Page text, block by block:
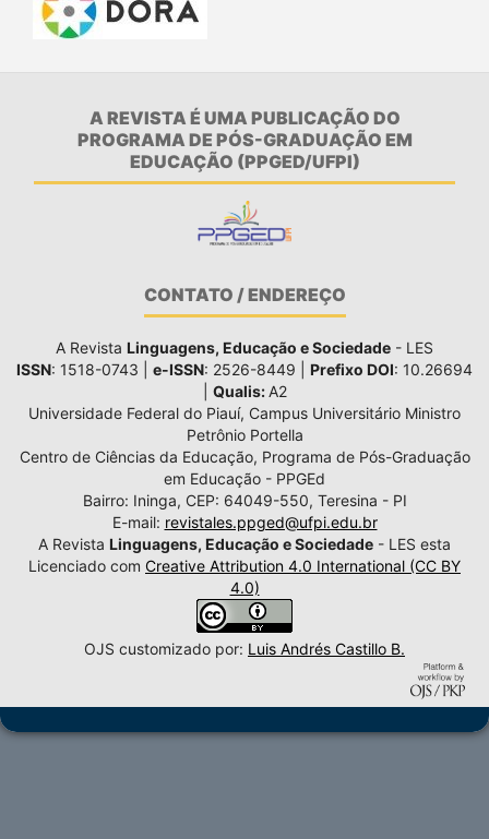
A REVISTA É UMA PUBLICAÇÃO DO
PROGRAMA DE PÓS-GRADUAÇÃO EM
EDUCAÇÃO (PPGED/UFPI)
CONTATO / ENDEREÇO
A Revista Linguagens, Educação e Sociedade - LES
ISSN: 1518-0743 | e-ISSN: 2526-8449 | Prefixo DOI: 10.26694
Qualis: A2
Universidade Federal do Piauí, Campus Universitário Ministro
Petrônio Portella
Centro de Ciências da Educação, Programa de Pós-Graduação
em Educação - PPGEd
Bairro: Ininga, CEP: 64049-550, Teresina - PI
E-mail: revistales.ppged@ufpi.edu.br
A Revista Linguagens, Educação e Sociedade - LES esta
Licenciado com Creative Attribution 4.0 International (CC BY
4.0)
OJS customizado por: Luis Andrés Castillo B.